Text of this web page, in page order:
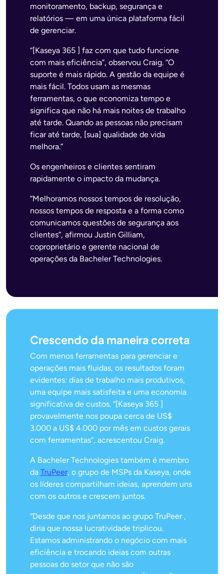
monitoramento, backup, segurança e
relatórios — em uma única plataforma fácil
de gerenciar.
“[Kaseya 365 ] faz com que tudo funcione
com mais eficiência”, observou Craig. “O
suporte é mais rápido. A gestão da equipe é
mais fácil. Todos usam as mesmas
ferramentas, o que economiza tempo e
significa que não há mais noites de trabalho
até tarde. Quando as pessoas não precisam
ficar até tarde, [sua] qualidade de vida
melhora.”
Os engenheiros e clientes sentiram
rapidamente o impacto da mudança.
“Melhoramos nossos tempos de resolução,
nossos tempos de resposta e a forma como
comunicamos questões de segurança aos
clientes”, afirmou Justin Gilliam,
coproprietário e gerente nacional de
operações da Bacheler Technologies.
Crescendo da maneira correta
Com menos ferramentas para gerenciar e
operações mais fluidas, os resultados foram
evidentes: dias de trabalho mais produtivos,
uma equipe mais satisfeita e uma economia
significativa de custos. “[Kaseya 365 ]
provavelmente nos poupa cerca de US$
3.000 a US$ 4.000 por mês em custos gerais
com ferramentas”, acrescentou Craig.
A Bacheler Technologies também é membro
da TruPeer, o grupo de MSPs da Kaseya, onde
os líderes compartilham ideias, aprendem uns
com os outros e crescem juntos.
“Desde que nos juntamos ao grupo TruPeer ,
diria que nossa lucratividade triplicou.
Estamos administrando o negócio com mais
eficiência e trocando ideias com outras
pessoas do setor que não são